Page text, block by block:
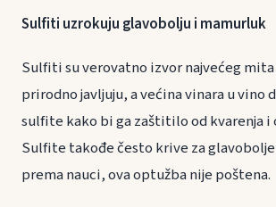
Sulfiti uzrokuju glavobolju i mamurluk
Sulfiti su verovatno izvor najvećeg mita
prirodno javljuju, a većina vinara u vino
sulfite kako bi ga zaštitilo od kvarenja i
Sulfite takođe često krive za
prema nauci, ova optužba nije poštena.